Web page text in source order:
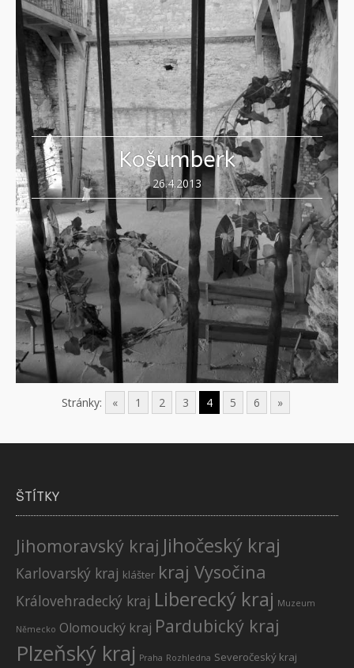
Košumberk
26.4.2013
Stránky: « 1 2 3 4 5 6 »
ŠTÍTKY
Jihomoravský kraj Jihočeský kraj
Karlovarský kraj klášter kraj Vysočina
Královehradecký kraj Liberecký kraj Muzeum
Německo Olomoucký kraj Pardubický kraj
Plzeňský kraj Praha Rozhledna Severočeský kraj